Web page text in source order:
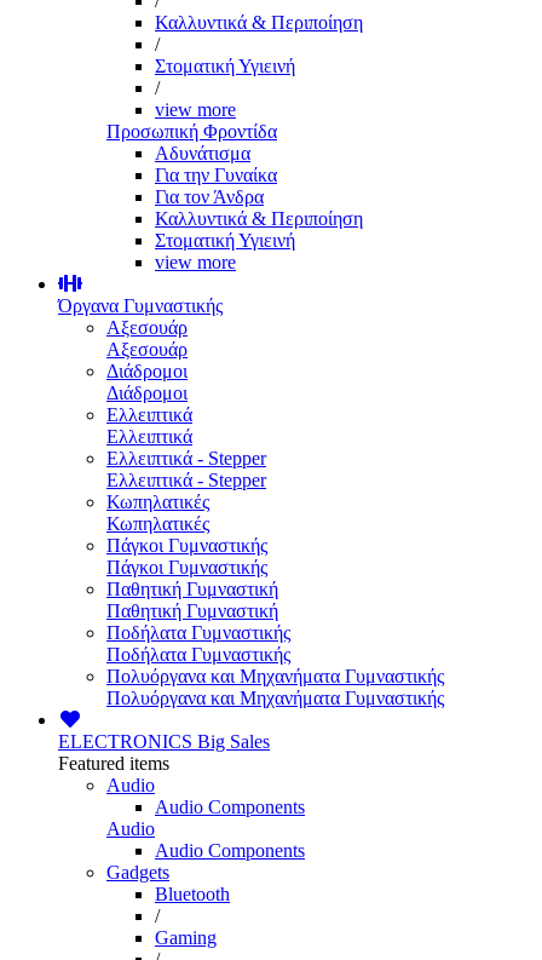
Καλλυντικά & Περιποίηση
/
Στοματική Υγιεινή
/
view more
Προσωπική Φροντίδα
Αδυνάτισμα
Για την Γυναίκα
Για τον Άνδρα
Καλλυντικά & Περιποίηση
Στοματική Υγιεινή
view more
Όργανα Γυμναστικής
Αξεσουάρ
Αξεσουάρ
Διάδρομοι
Διάδρομοι
Ελλειπτικά
Ελλειπτικά
Ελλειπτικά - Stepper
Ελλειπτικά - Stepper
Κωπηλατικές
Κωπηλατικές
Πάγκοι Γυμναστικής
Πάγκοι Γυμναστικής
Παθητική Γυμναστική
Παθητική Γυμναστική
Ποδήλατα Γυμναστικής
Ποδήλατα Γυμναστικής
Πολυόργανα και Μηχανήματα Γυμναστικής
Πολυόργανα και Μηχανήματα Γυμναστικής
ELECTRONICS Big Sales
Featured items
Audio
Audio Components
Audio
Audio Components
Gadgets
Bluetooth
/
Gaming